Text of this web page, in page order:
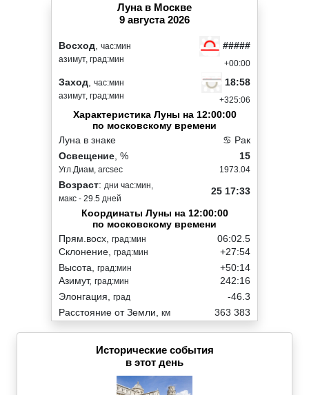
Луна в Москве
9 августа 2026
Восход час:мин
азимут, град:мин
#####
+00:00
Заход час:мин
азимут, град:мин
18:58
+325:06
Характеристика Луны на 12:00:00
по московскому времени
Луна в знаке
♋ Рак
Освещение , %
Угл.Диам, arcsec
15
1973.04
Возраст: дни час:мин,
макс - 29.5 дней
25 17:33
Координаты Луны на 12:00:00
по московскому времени
Прям.восх, град:мин
Склонение, град:мин
06:02.5
+27:54
Высота, град:мин
Азимут, град:мин
+50:14
242:16
Элонгация, град
-46.3
Расстояние от Земли, км 363 383
Исторические события
в этот день